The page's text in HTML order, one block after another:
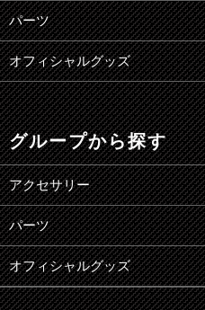
パーツ
オフィシャルグッズ
グループから探す
アクセサリー
パーツ
オフィシャルグッズ